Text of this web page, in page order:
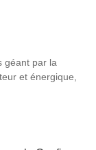
géant par la
et énergique,